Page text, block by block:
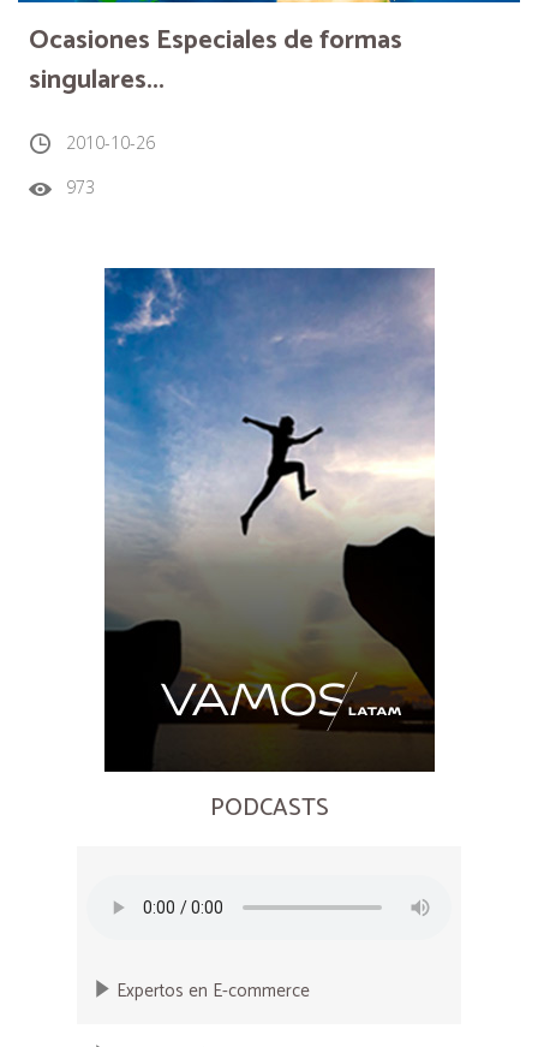
Ocasiones Especiales de formas
singulares...
2010-10-26
973
PODCASTS
Expertos en E-commerce